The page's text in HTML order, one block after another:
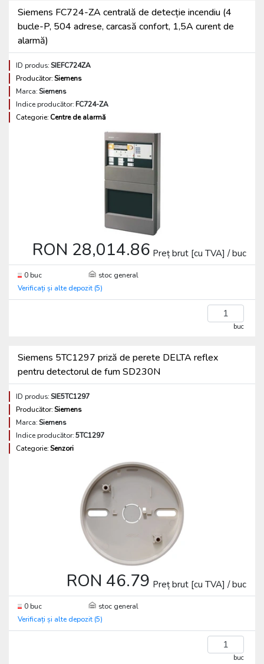
Siemens FC724-ZA centrală de detecție incendiu (4
bucle-P, 504 adrese, carcasă confort, 1,5A curent de
alarmă)
ID produs:SIEFC724ZA
Producător:Siemens
Marca:Siemens
Indice producător:FC724-ZA
Categorie: Centre de alarmă
RON 28,014.86 Preț brut [cu TVA] / buc
0 buc
stoc general
Verificați și alte depozit (5)
buc
Siemens 5TC1297 priză de perete DELTA reflex
pentru detectorul de fum SD230N
ID produs:SIE5TC1297
Producător:Siemens
Marca:Siemens
Indice producător:5TC1297
Categorie:Senzori
RON 46.79 Preț brut [cu TVA] / buc
0 buc
stoc general
Verificați și alte depozit (5)
buc